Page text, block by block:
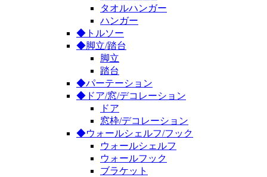
タオルハンガー
ハンガー
◆トルソー
◆脚立/踏台
脚立
踏台
◆パーテーション
◆ドア/窓/デコレーション
ドア
窓枠/デコレーション
◆ウォールシェルフ/フック
ウォールシェルフ
ウォールフック
ブラケット